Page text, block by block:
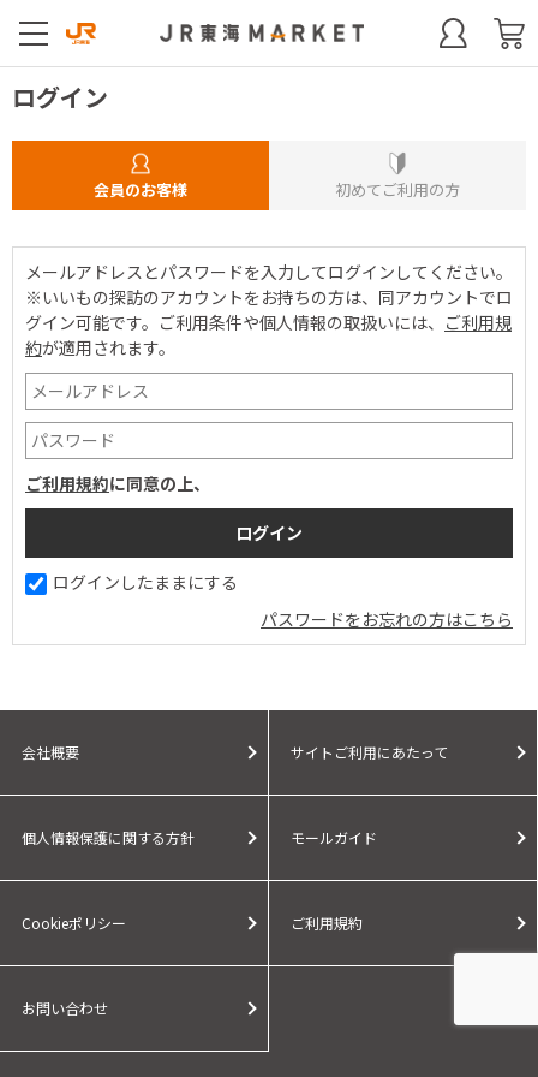
ログイン
会員のお客様 初めてご利用の方
メールアドレスとパスワードを入力してログインしてください。
※いいもの探訪のアカウントをお持ちの方は、同アカウントでロ
グイン可能です。 ご利用条件や個人情報の取扱いには、 ご利用規
約が適用されます。
ご利用規約に同意の上、
ログインしたままにする
パスワードをお忘れの方はこちら
会社概要 サイトご利用にあたって
個人情報保護に関する方針 モールガイド
Cookieポリシー ご利用規約
お問い合わせ